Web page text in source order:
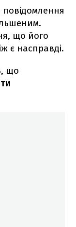
що його
є насправді.
що